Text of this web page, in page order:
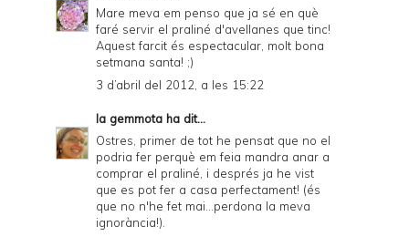
Mare meva em penso que ja sé en què
faré servir el praliné d'avellanes que tinc!
Aquest farcit és espectacular, molt bona
setmana santa! ;)
3 d’abril del 2012, a les 15:22
la gemmota ha dit...
Ostres, primer de tot he pensat que no el
podria fer perquè em feia mandra anar a
comprar el praliné, i després ja he vist
que es pot fer a casa perfectament! (és
que no n'he fet mai...perdona la meva
ignorància!).